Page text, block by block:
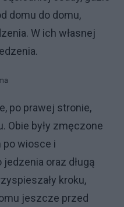
domu do domu,
W ich własnej
po prawej stronie,
Obie były zmęczone
po wiosce i
oraz długą
kroku,
jeszcze przed